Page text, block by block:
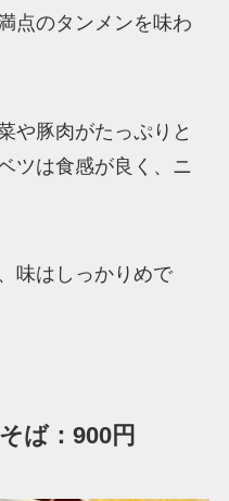
点のタンメンを味わ
や豚肉がたっぷりと
ツは食感が良く、ニ
味はしっかりめで
ば：900円